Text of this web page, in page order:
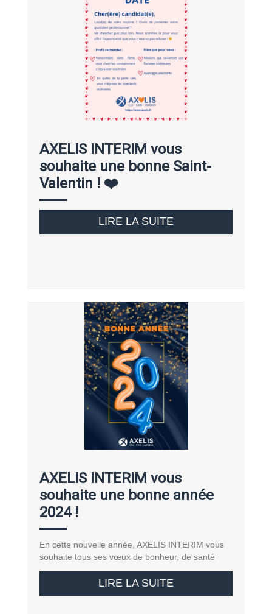
AXELIS INTERIM vous
souhaite une bonne Saint-
Valentin ! ❤️
LIRE LA SUITE
AXELIS INTERIM vous
souhaite une bonne année
2024 !
En cette nouvelle année, AXELIS INTERIM vous
souhaite tous ses vœux de bonheur, de santé
LIRE LA SUITE